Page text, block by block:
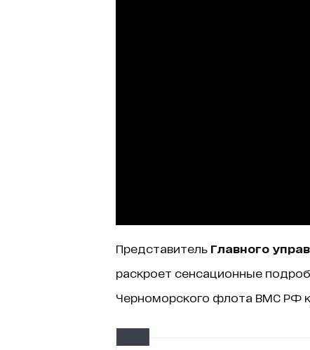
Представитель Главного
раскроет сенсационные
Черноморского флота ВМС РФ